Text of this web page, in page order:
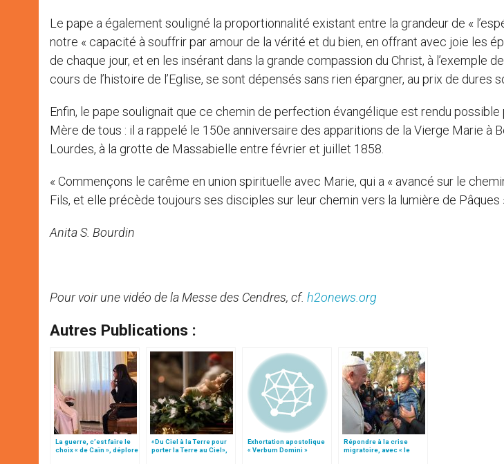
Le pape a également souligné la proportionnalité existant entre la grandeur de «
notre « capacité à souffrir par amour de la vérité et du bien, en offrant avec joie les
de chaque jour, et en les insérant dans la grande compassion du Christ, à l’exemple
cours de l’histoire de l’Eglise, se sont dépensés sans rien épargner, au prix de dures
Enfin, le pape soulignait que ce chemin de perfection évangélique est rendu possible
Mère de tous : il a rappelé le 150e anniversaire des apparitions de la Vierge Marie à
Lourdes, à la grotte de Massabielle entre février et juillet 1858.
« Commençons le carême en union spirituelle avec Marie, qui a « avancé sur le
Fils, et elle précède toujours ses disciples sur leur chemin vers la lumière de Pâques
Anita S. Bourdin
Pour voir une vidéo de la Messe des Cendres, cf. h2onews.org
Autres Publications :
La guerre, c’est faire le
choix « de Caïn », déplore
«Du Ciel à la Terre pour
porter la Terre au Ciel»,
Exhortation apostolique
« Verbum Domini »
Répondre à la crise
migratoire, avec « le